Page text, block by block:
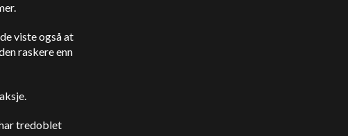
viste ogsåat
raskere enn
tredoblet